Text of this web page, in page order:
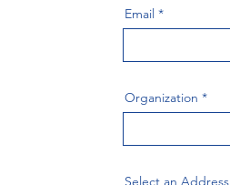
Email
Organization